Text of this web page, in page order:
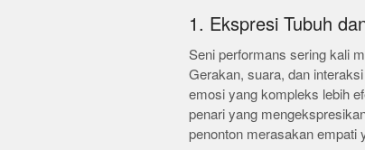
1. Ekspresi Tubuh
Seni performans sering kali
Gerakan, suara, dan
emosi yang kompleks lebih
penari yang
penonton merasakan empati